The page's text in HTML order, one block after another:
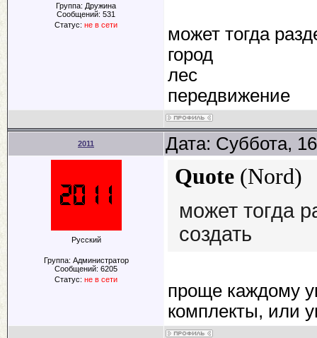
Группа: Дружина
Сообщений: 531
Статус: не в сети
может тогда
город
лес
передвижение
2011 Дата: Суббота,
Русский
Группа: Администратор
Сообщений: 6205
Статус: не в сети
Quote (Nord)
может тогда
создать
проще каждому
комплекты, или